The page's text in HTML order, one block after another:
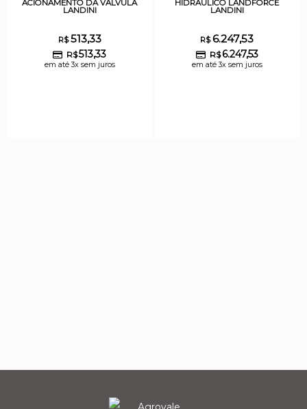
ACIONAMENTO DA VÁLVULA
LANDINI
R$513,33
R$513,33
em até 3x sem juros
HIDRÁULICO LANDFORCE
LANDINI
R$6.247,53
R$ 6.247,53
em até 3x sem juros